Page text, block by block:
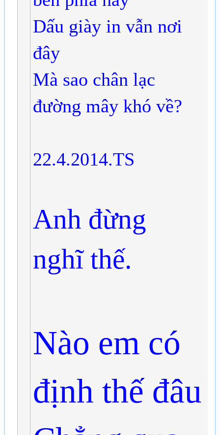
Dấu giày in vẫn nơi
đây
Mà sao chân lạc
đường mây khó về?
22.4.2014.TS
Anh đừng
nghĩ thế.
Nào em có
định thế đâu